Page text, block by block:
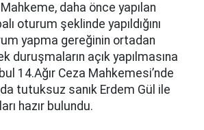
daha önce yapılan
oturum şeklinde yapıldığını
yapma gereğinin ortadan
duruşmaların açık yapılmasına
14.Ağır Ceza Mahkemesi’nde
tutuksuz sanık Erdem Gül ile
hazır bulundu.